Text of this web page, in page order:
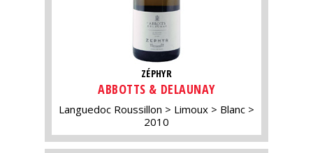
ZÉPHYR
ABBOTTS & DELAUNAY
Languedoc Roussillon Limoux
Blanc
2010